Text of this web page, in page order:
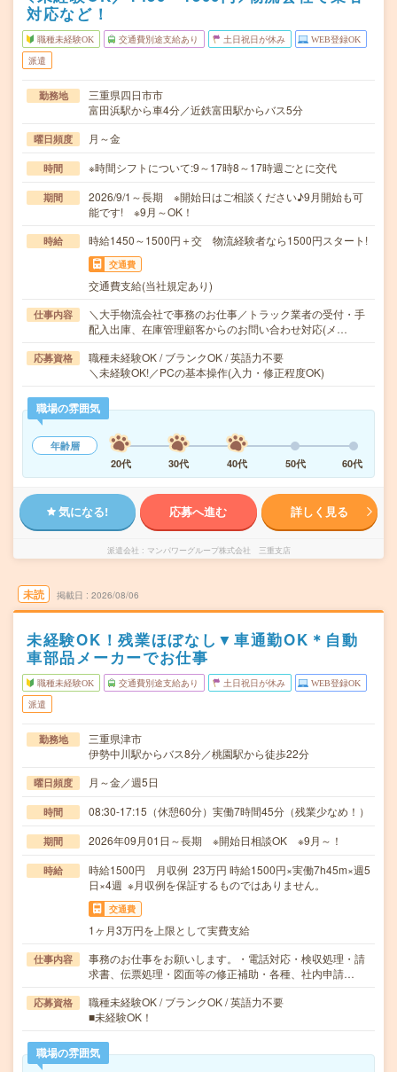
対応など！
職種未経験OK 交通費別途支給あり 土日祝日が休み WEB登録OK
派遣
勤務地
三重県四日市市
富田浜駅から車4分／近鉄富田駅からバス5分
曜日頻度 月～金
時間 ※時間シフトについて:9～17時8～17時週ごとに交代
期間
2026/9/1～長期 ※開始日はご相談ください♪9月開始も可
能です! ※9月～OK！
時給 時給1450～1500円＋交 物流経験者なら1500円スタート!
交通費
交通費支給(当社規定あり)
仕事内容
＼大手物流会社で事務のお仕事／トラック業者の受付・手
配入出庫、在庫管理顧客からのお問い合わせ対応(メ…
応募資格
職種未経験OK / ブランクOK / 英語力不要
＼未経験OK!／PCの基本操作(入力・修正程度OK)
職場の雰囲気
年齢層
20代
30代 40代 50代 60代
気になる! 応募へ進む 詳しく見る
派遣会社 マンパワーグループ株式会社 三重支店
未読 掲載日 2026/08/06
未経験OK！残業ほぼなし▼車通勤OK＊自動
車部品メーカーでお仕事
職種未経験OK 交通費別途支給あり 土日祝日が休み WEB登録OK
派遣
勤務地
三重県津市
伊勢中川駅からバス8分／桃園駅から徒歩22分
曜日頻度 月～金／週5日
時間 08:30-17:15（休憩60分）実働7時間45分（残業少なめ！）
期間 2026年09月01日～長期 ※開始日相談OK ※9月～！
時給
時給1500円 月収例 23万円 時給1500円×実働7h45m×週5
日×4週 ※月収例を保証するものではありません。
交通費
1ヶ月3万円を上限として実費支給
仕事内容
事務のお仕事をお願いします。・電話対応・検収処理・請
求書、伝票処理・図面等の修正補助・各種、社内申請…
応募資格
職種未経験OK / ブランクOK / 英語力不要
■未経験OK！
職場の雰囲気